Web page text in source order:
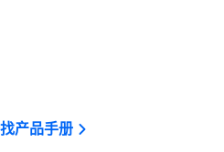
产品手册